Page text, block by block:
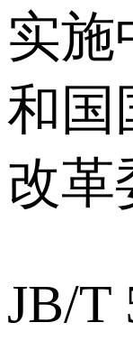
实施
和国
改革
JB/T